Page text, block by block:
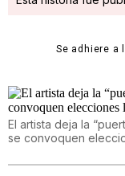
Se adhiere a
El artista deja la
se convoquen